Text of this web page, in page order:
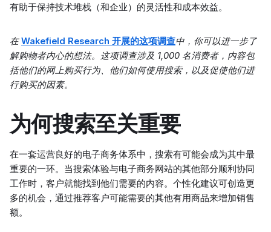
有助于保持技术堆栈（和企业）的灵活性和成本效益。
在Wakefield Research 开展的这项调查中，你可以进一步了
解购物者内心的想法。这项调查涉及 1,000 名消费者，内容包
括他们的网上购买行为、他们如何使用搜索，以及促使他们进
行购买的因素。
为何搜索至关重要
在一套运营良好的电子商务体系中，搜索有可能会成为其中最
重要的一环。当搜索体验与电子商务网站的其他部分顺利协同
工作时，客户就能找到他们需要的内容。个性化建议可创造更
多的机会，通过推荐客户可能需要的其他有用商品来增加销售
额。